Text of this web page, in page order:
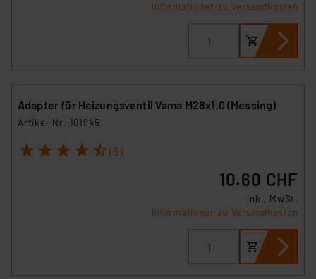
Informationen zu Versandkosten
Adapter für Heizungsventil Vama M28x1,0 (Messing)
Artikel-Nr. 101945
1 2 3 4 5 (5)
10.60 CHF
inkl. MwSt.
Informationen zu Versandkosten